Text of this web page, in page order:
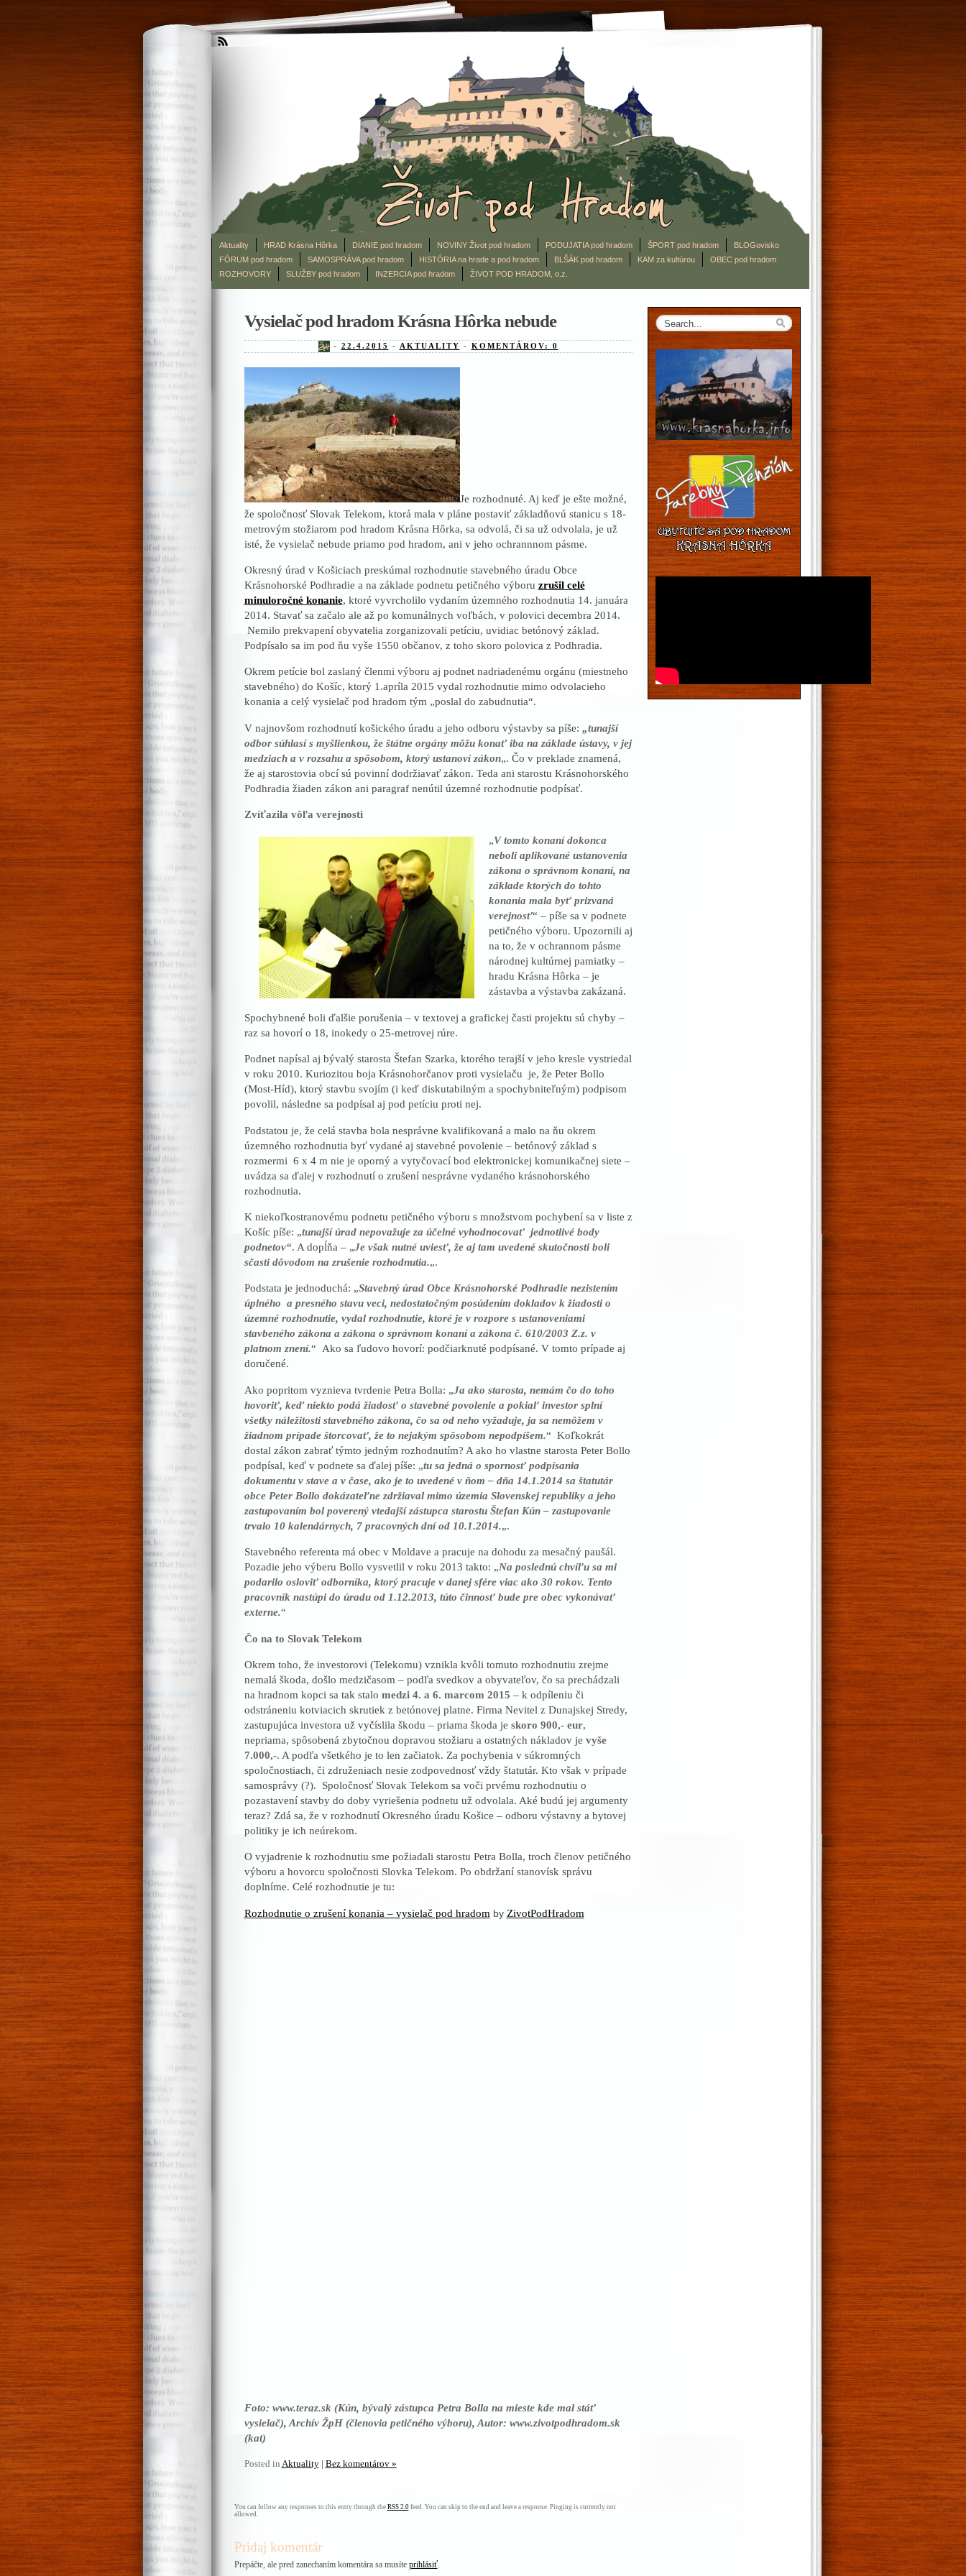
Aktuality HRAD Krásna Hôrka DIANIE pod hradom NOVINY Život pod hradom PODUJATIA pod hradom ŠPORT pod hradom
BLOGovisko
FÓRUM pod hradom
SAMOSPRÁVA pod hradom HISTÓRIA na hrade a pod hradom BLŠÁK pod hradom KAM za kultúrou
OBEC pod hradom
ROZHOVORY
SLUŽBY pod hradom INZERCIA pod hradom ŽIVOT POD HRADOM, o.z.
Vysielač pod hradom Krásna Hôrka nebude
- 22.4.2015 - AKTUALITY - KOMENTÁROV: 0
Je rozhodnuté. Aj keď je ešte možné,
že spoločnosť Slovak Telekom, ktorá mala v pláne postaviť základňovú stanicu s 18-
metrovým stožiarom pod hradom Krásna Hôrka, sa odvolá, či sa už odvolala, je už
isté, že vysielač nebude priamo pod hradom, ani v jeho ochrannnom pásme.
Okresný úrad v Košiciach preskúmal rozhodnutie stavebného úradu Obce
Krásnohorské Podhradie a na základe podnetu petičného výboru zrušil celé
minuloročné konanie, ktoré vyvrcholilo vydaním územného rozhodnutia 14. januára
2014. Stavať sa začalo ale až po komunálnych voľbách, v polovici decembra 2014.
Nemilo prekvapení obyvatelia zorganizovali petíciu, uvidiac betónový základ.
Podpísalo sa im pod ňu vyše 1550 občanov, z toho skoro polovica z Podhradia.
Okrem petície bol zaslaný členmi výboru aj podnet nadriadenému orgánu (miestneho
stavebného) do Košíc, ktorý 1.apríla 2015 vydal rozhodnutie mimo odvolacieho
konania a celý vysielač pod hradom tým „poslal do zabudnutia“.
V najnovšom rozhodnutí košického úradu a jeho odboru výstavby sa píše: „tunajší
odbor súhlasí s myšlienkou, že štátne orgány môžu konať iba na základe ústavy, v jej
medziach a v rozsahu a spôsobom, ktorý ustanoví zákon„. Čo v preklade znamená,
že aj starostovia obcí sú povinní dodržiavať zákon. Teda ani starostu Krásnohorského
Podhradia žiaden zákon ani paragraf nenútil územné rozhodnutie podpísať.
Zvíťazila vôľa verejnosti
„V tomto konaní dokonca
neboli aplikované ustanovenia
zákona o správnom konaní, na
základe ktorých do tohto
konania mala byť prizvaná
verejnosť“ – píše sa v podnete
petičného výboru. Upozornili aj
na to, že v ochrannom pásme
národnej kultúrnej pamiatky –
hradu Krásna Hôrka – je
zástavba a výstavba zakázaná.
Spochybnené boli ďalšie porušenia – v textovej a grafickej časti projektu sú chyby –
raz sa hovorí o 18, inokedy o 25-metrovej rúre.
Podnet napísal aj bývalý starosta Štefan Szarka, ktorého terajší v jeho kresle vystriedal
v roku 2010. Kuriozitou boja Krásnohorčanov proti vysielaču je, že Peter Bollo
(Most-Híd), ktorý stavbu svojím (i keď diskutabilným a spochybniteľným) podpisom
povolil, následne sa podpísal aj pod petíciu proti nej.
Podstatou je, že celá stavba bola nesprávne kvalifikovaná a malo na ňu okrem
územného rozhodnutia byť vydané aj stavebné povolenie – betónový základ s
rozmermi 6 x 4 m nie je oporný a vytyčovací bod elektronickej komunikačnej siete –
uvádza sa ďalej v rozhodnutí o zrušení nesprávne vydaného krásnohorského
rozhodnutia.
K niekoľkostranovému podnetu petičného výboru s množstvom pochybení sa v liste z
Košíc píše: „tunajší úrad nepovažuje za účelné vyhodnocovať jednotlivé body
podnetov“. A dopĺňa – „Je však nutné uviesť, že aj tam uvedené skutočnosti boli
sčasti dôvodom na zrušenie rozhodnutia.„.
Podstata je jednoduchá: „Stavebný úrad Obce Krásnohorské Podhradie nezistením
úplného a presného stavu veci, nedostatočným posúdením dokladov k žiadosti o
územné rozhodnutie, vydal rozhodnutie, ktoré je v rozpore s ustanoveniami
stavbeného zákona a zákona o správnom konaní a zákona č. 610/2003 Z.z. v
platnom znení.“ Ako sa ľudovo hovorí: podčiarknuté podpísané. V tomto prípade aj
doručené.
Ako popritom vyznieva tvrdenie Petra Bolla: „Ja ako starosta, nemám čo do toho
hovoriť, keď niekto podá žiadosť o stavebné povolenie a pokiaľ investor splní
všetky náležitosti stavebného zákona, čo sa od neho vyžaduje, ja sa nemôžem v
žiadnom prípade štorcovať, že to nejakým spôsobom nepodpíšem.“ Koľkokrát
dostal zákon zabrať týmto jedným rozhodnutím? A ako ho vlastne starosta Peter Bollo
podpísal, keď v podnete sa ďalej píše: „tu sa jedná o spornosť podpísania
dokumentu v stave a v čase, ako je to uvedené v ňom – dňa 14.1.2014 sa štatutár
obce Peter Bollo dokázateľne zdržiaval mimo územia Slovenskej republiky a jeho
zastupovaním bol poverený vtedajší zástupca starostu Štefan Kún – zastupovanie
trvalo 10 kalendárnych, 7 pracovných dní od 10.1.2014.„.
Stavebného referenta má obec v Moldave a pracuje na dohodu za mesačný paušál.
Pozadie jeho výberu Bollo vysvetlil v roku 2013 takto: „Na poslednú chvíľu sa mi
podarilo osloviť odborníka, ktorý pracuje v danej sfére viac ako 30 rokov. Tento
pracovník nastúpi do úradu od 1.12.2013, túto činnosť bude pre obec vykonávať
externe.“
Čo na to Slovak Telekom
Okrem toho, že investorovi (Telekomu) vznikla kvôli tomuto rozhodnutiu zrejme
nemalá škoda, došlo medzičasom – podľa svedkov a obyvateľov, čo sa prechádzali
na hradnom kopci sa tak stalo medzi 4. a 6. marcom 2015 – k odpíleniu či
odstráneniu kotviacich skrutiek z betónovej platne. Firma Nevitel z Dunajskej Stredy,
zastupujúca investora už vyčíslila škodu – priama škoda je skoro 900,- eur,
nepriama, spôsobená zbytočnou dopravou stožiaru a ostatných nákladov je vyše
7.000,-. A podľa všetkého je to len začiatok. Za pochybenia v súkromných
spoločnostiach, či združeniach nesie zodpovednosť vždy štatutár. Kto však v prípade
samosprávy (?). Spoločnosť Slovak Telekom sa voči prvému rozhodnutiu o
pozastavení stavby do doby vyriešenia podnetu už odvolala. Aké budú jej argumenty
teraz? Zdá sa, že v rozhodnutí Okresného úradu Košice – odboru výstavny a bytovej
politiky je ich neúrekom.
O vyjadrenie k rozhodnutiu sme požiadali starostu Petra Bolla, troch členov petičného
výboru a hovorcu spoločnosti Slovka Telekom. Po obdržaní stanovísk správu
doplníme. Celé rozhodnutie je tu:
Rozhodnutie o zrušení konania – vysielač pod hradom by ZivotPodHradom
Foto: www.teraz.sk (Kún, bývalý zástupca Petra Bolla na mieste kde mal stáť
vysielač), Archív ŽpH (členovia petičného výboru), Autor: www.zivotpodhradom.sk
(kat)
Posted in Aktuality | Bez komentárov »
You can follow any responses to this entry through the RSS 2.0feed. You can skip to the end and leave a response. Pinging is currently not
allowed.
Pridaj komentár
Prepáčte, ale pred zanechaním komentára sa musíte prihlásiť.